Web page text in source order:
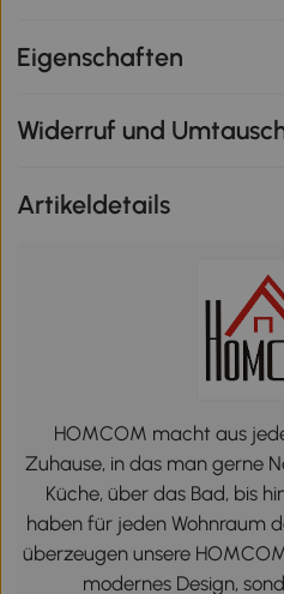
Eigenschaften
Widerruf und
Artikeldetails
HOMCOM macht aus
Zuhause, in das man gerne
Küche, über das Bad, bis
haben für jeden Wohnraum
überzeugen unsere
modernes Design,